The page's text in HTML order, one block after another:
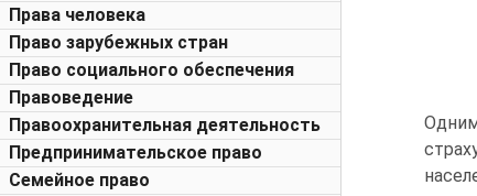
Права человека
Право зарубежных стран
Право социального обеспечения
Правоведение
Правоохранительная деятельность
Предпринимательское право
Семейное право